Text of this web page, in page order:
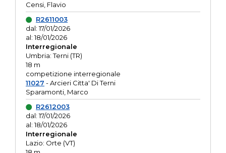
Censi, Flavio
R2611003
dal: 17/01/2026
al: 18/01/2026
Interregionale
Umbria: Terni (TR)
18 m
competizione interregionale
11027 - Arcieri Citta' Di Terni
Sparamonti, Marco
R2612003
dal: 17/01/2026
al: 18/01/2026
Interregionale
Lazio: Orte (VT)